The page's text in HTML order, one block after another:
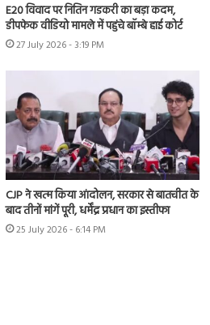
E20 विवाद पर नितिन गडकरी का बड़ा कदम,
डीपफेक वीडियो मामले में पहुंचे बॉम्बे हाई कोर्ट
27 July 2026 - 3:19 PM
CJP ने खत्म किया आंदोलन, सरकार से बातचीत के
बाद तीनों मांगें पूरी, धर्मेंद्र प्रधान का इस्तीफा
25 July 2026 - 6:14 PM